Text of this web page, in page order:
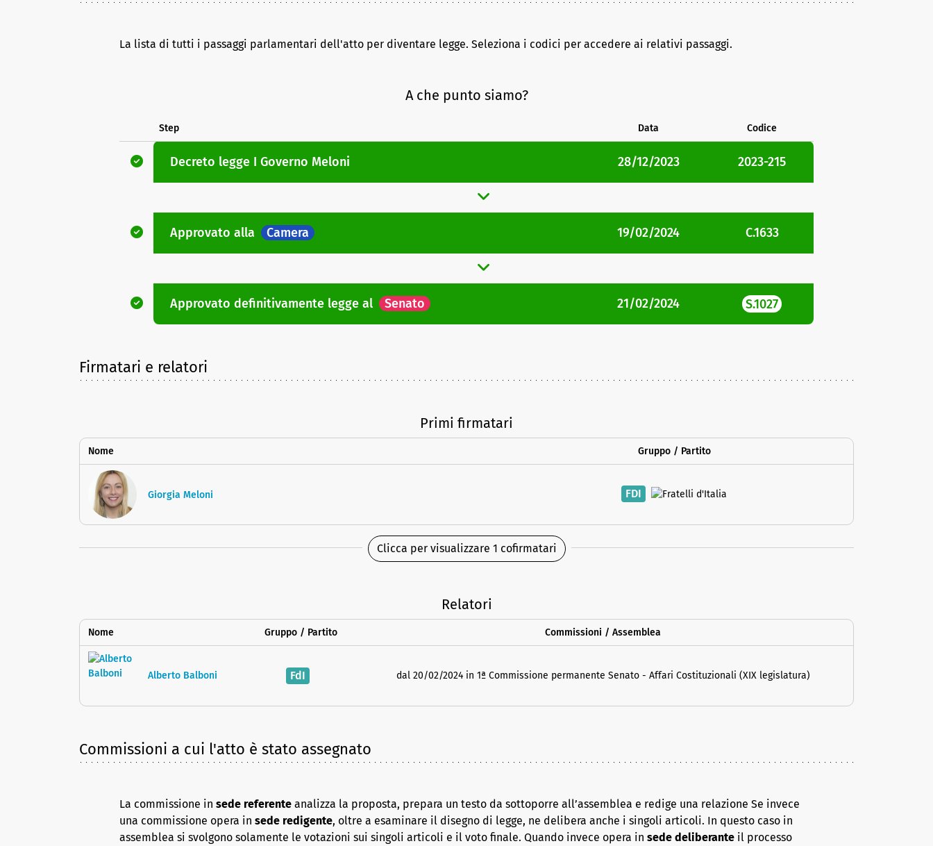
La lista di tutti i passaggi parlamentari dell'atto per diventare legge. Seleziona i codici per accedere ai relativi passaggi.
A che punto siamo?
Step Data Codice
Decreto legge I Governo Meloni 28/12/2023 2023-215
Approvato alla Camera 19/02/2024 C.1633
Approvato definitivamente legge al Senato 21/02/2024 S.1027
Firmatari e relatori
Primi firmatari
Nome Gruppo / Partito
Giorgia Meloni FDI
Clicca per visualizzare 1 cofirmatari
Relatori
Nome Gruppo / Partito Commissioni / Assemblea
Alberto Balboni FdI dal 20/02/2024 in 1ª Commissione permanente Senato - Affari Costituzionali (XIX legislatura)
Commissioni a cui l'atto è stato assegnato
La commissione in sede referente analizza la proposta, prepara un testo da sottoporre all’assemblea e redige una relazione Se invece
una commissione opera in sede redigente, oltre a esaminare il disegno di legge, ne delibera anche i singoli articoli. In questo caso in
assemblea si svolgono solamente le votazioni sui singoli articoli e il voto finale. Quando invece opera in sede deliberante il processo